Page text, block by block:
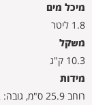
מיכל מים
1.8 ליטר
משקל
10.3 ק"ג
מידות
רוחב 25.9 ס"מ, גובה: 37.2 ס"מ, עומק: 46.7 ס"מ